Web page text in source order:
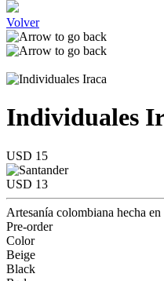
Volver
Individuales
USD 15
USD 13
Artesanía colombiana hecha
Pre-order
Color
Beige
Black